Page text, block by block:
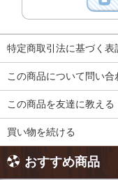
特定商取引法に基づく表
この商品について問い合
この商品を友達に教える
買い物を続ける
おすすめ商品